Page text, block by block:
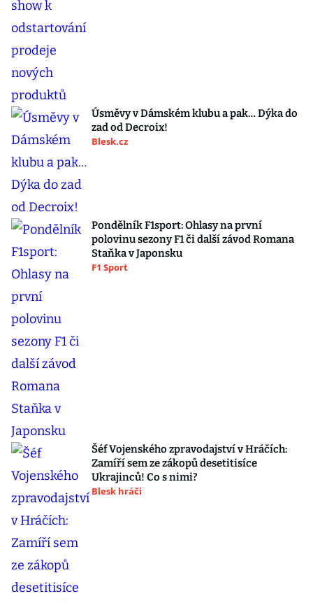
Úsměvy v Dámském klubu a pak… Dýka do
zad od Decroix!
Blesk.cz
Pondělník F1sport: Ohlasy na první
polovinu sezony F1 či další závod Romana
Staňka v Japonsku
F1 Sport
Šéf Vojenského zpravodajství v Hráčích:
Zamíří sem ze zákopů desetitisíce
Ukrajinců! Co s nimi?
Blesk hráči